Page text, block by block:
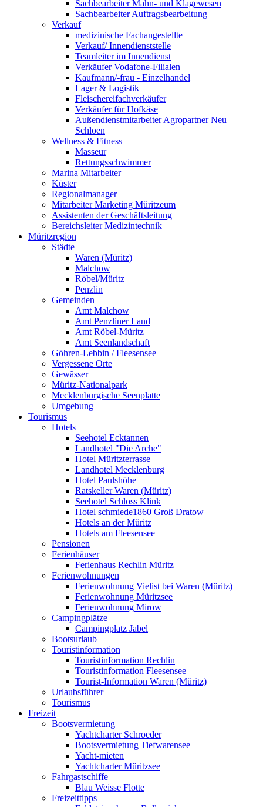
Sachbearbeiter Mahn- und Klagewesen
Sachbearbeiter Auftragsbearbeitung
Verkauf
medizinische Fachangestellte
Verkauf/ Innendienststelle
Teamleiter im Innendienst
Verkäufer Vodafone-Filialen
Kaufmann/-frau - Einzelhandel
Lager & Logistik
Fleischereifachverkäufer
Verkäufer für Hofkäse
Außendienstmitarbeiter Agropartner Neu
Schloen
Wellness & Fitness
Masseur
Rettungsschwimmer
Marina Mitarbeiter
Küster
Regionalmanager
Mitarbeiter Marketing Müritzeum
Assistenten der Geschäftsleitung
Bereichsleiter Medizintechnik
Müritzregion
Städte
Waren (Müritz)
Malchow
Röbel/Müritz
Penzlin
Gemeinden
Amt Malchow
Amt Penzliner Land
Amt Röbel-Müritz
Amt Seenlandschaft
Göhren-Lebbin / Fleesensee
Vergessene Orte
Gewässer
Müritz-Nationalpark
Mecklenburgische Seenplatte
Umgebung
Tourismus
Hotels
Seehotel Ecktannen
Landhotel "Die Arche"
Hotel Müritzterrasse
Landhotel Mecklenburg
Hotel Paulshöhe
Ratskeller Waren (Müritz)
Seehotel Schloss Klink
Hotel schmiede1860 Groß Dratow
Hotels an der Müritz
Hotels am Fleesensee
Pensionen
Ferienhäuser
Ferienhaus Rechlin Müritz
Ferienwohnungen
Ferienwohnung Vielist bei Waren (Müritz)
Ferienwohnung Müritzsee
Ferienwohnung Mirow
Campingplätze
Campingplatz Jabel
Bootsurlaub
Touristinformation
Touristinformation Rechlin
Touristinformation Fleesensee
Tourist-Information Waren (Müritz)
Urlaubsführer
Tourismus
Freizeit
Bootsvermietung
Yachtcharter Schroeder
Bootsvermietung Tiefwarensee
Yacht-mieten
Yachtcharter Müritzsee
Fahrgastschiffe
Blau Weisse Flotte
Freizeittipps